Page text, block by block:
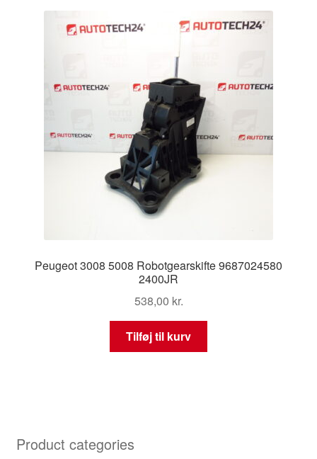
Peugeot 3008 5008 Robotgearskifte 9687024580
2400JR
538,00 kr.
Tilføj til kurv
Product categories